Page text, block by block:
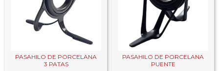
PASAHILO DE PORCELANA
3 PATAS
PASAHILO DE PORCELANA
PUENTE